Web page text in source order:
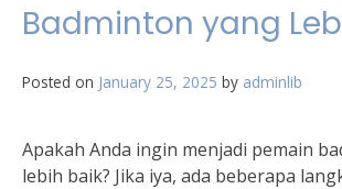
Badminton yang
Posted on January 25, 2025 by adminlib
Apakah Anda ingin menjadi pemain
lebih baik? Jika iya, ada beberapa